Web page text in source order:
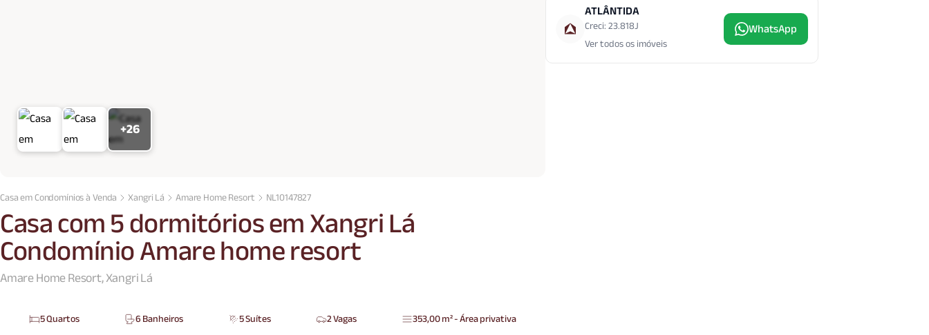
+26
Casa em Condomínios à Venda Xangri Lá Amare Home Resort NL10147827
Casa com 5 dormitórios em Xangri Lá
Condomínio Amare home resort
Amare Home Resort, Xangri Lá
5 Quartos 6 Banheiros 5 Suítes 2 Vagas 353,00 m² - Área privativa
ATLÂNTIDA
Creci: 23.818J
Ver todos os imóveis
WhatsApp